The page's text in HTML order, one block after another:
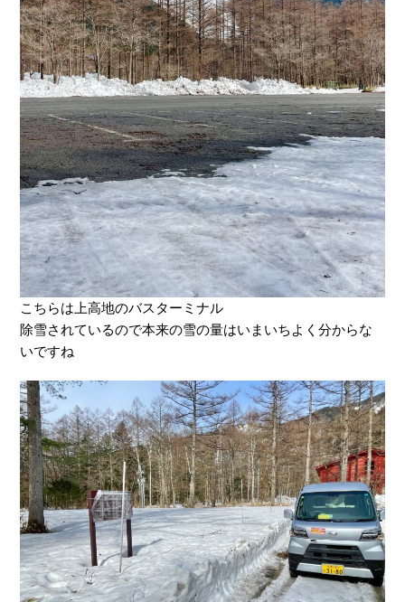
こちらは上高地のバスターミナル
除雪されているので本来の雪の量はいまいちよく分からな
いですね